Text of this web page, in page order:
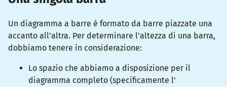
Un diagramma a barre è formato da barre piazzate una
accanto all'altra. Per determinare l'altezza di una barra,
dobbiamo tenere in considerazione:
Lo spazio che abbiamo a disposizione per il
diagramma completo (specificamente l'